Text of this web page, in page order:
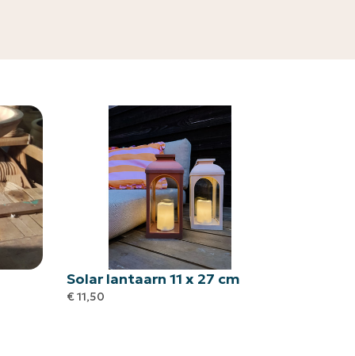
Solar lantaarn 11 x 27 cm
€11,50